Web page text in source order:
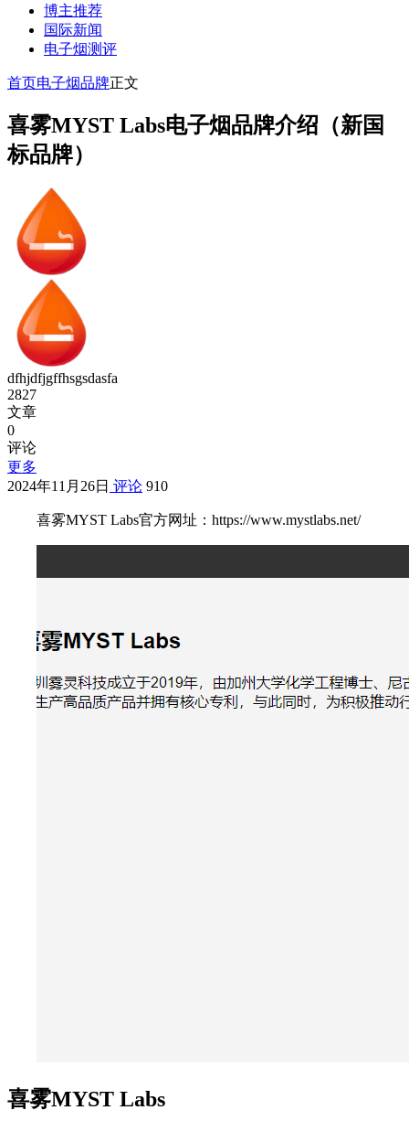
博主推荐
国际新闻
电子烟测评
首页电子烟品牌正文
喜雾MYST Labs电子烟品牌介绍（新国
标品牌）
dfhjdfjgffhsgsdasfa
2827
文章
0
评论
更多
2024年11月26日 评论 910
喜雾MYST Labs官方网址：https://www.mystlabs.net/
喜雾MYST Labs